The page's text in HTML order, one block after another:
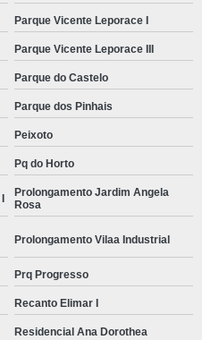
Parque Vicente Leporace I
Parque Vicente Leporace III
Parque do Castelo
Parque dos Pinhais
Peixoto
Pq do Horto
Prolongamento Jardim Angela
Rosa
Prolongamento Vilaa Industrial
Prq Progresso
Recanto Elimar I
Residencial Ana Dorothea